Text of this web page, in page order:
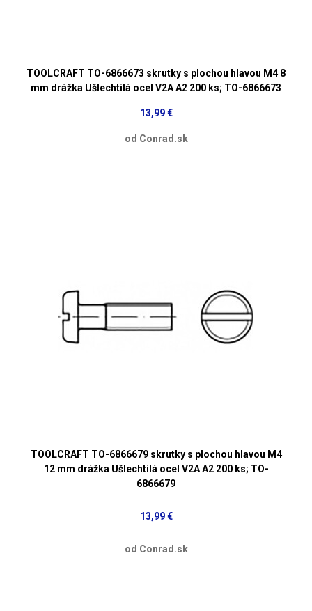
TOOLCRAFT TO-6866673 skrutky s plochou hlavou M4 8
mm drážka Ušlechtilá ocel V2A A2 200 ks; TO-6866673
13,99 €
od Conrad.sk
TOOLCRAFT TO-6866679 skrutky s plochou hlavou M4
12 mm drážka Ušlechtilá ocel V2A A2 200 ks; TO-
6866679
13,99 €
od Conrad.sk